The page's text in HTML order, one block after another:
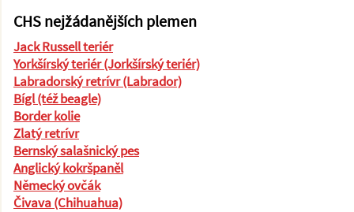
CHS nejžádanějších plemen
Jack Russell teriér
Yorkšírský teriér (Jorkšírský teriér)
Labradorský retrívr (Labrador)
Bígl (též beagle)
Border kolie
Zlatý retrívr
Bernský salašnický pes
Anglický kokršpaněl
Německý ovčák
Čivava (Chihuahua)